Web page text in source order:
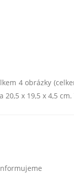
4 obrázky
x 19,5 x 4,5 cm.